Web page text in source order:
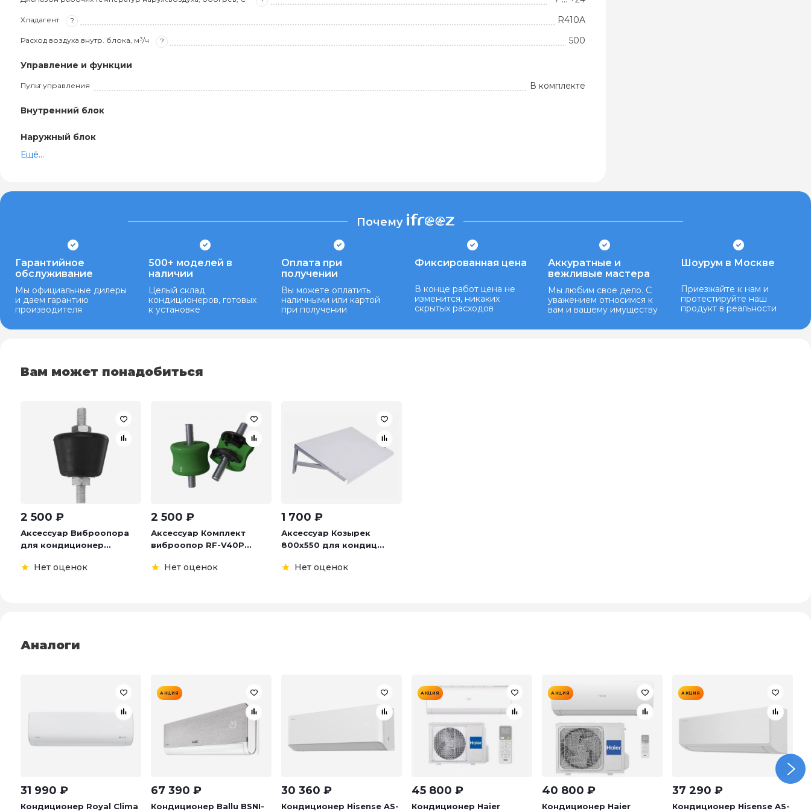
Хладагент ? R410A
Расход воздуха внутр. блока, м³/ч ? 500
Управление и функции
Пульт управления В комплекте
Внутренний блок
Наружный блок
Ещё...
Почему
Гарантийное
обслуживание
Мы официальные дилеры
и даем гарантию
производителя
500+ моделей в
наличии
Целый склад
кондиционеров, готовых
к установке
Оплата при
получении
Вы можете оплатить
наличными или картой
при получении
Фиксированная цена
В конце работ цена не
изменится, никаких
скрытых расходов
Аккуратные и
вежливые мастера
Мы любим свое дело. С
уважением относимся к
вам и вашему имуществу
Шоурум в Москве
Приезжайте к нам и
протестируйте наш
продукт в реальности
Вам может понадобиться
2 500 ₽
Аксессуар Виброопора
для кондиционер...
Нет оценок
2 500 ₽
Аксессуар Комплект
виброопор RF-V40P...
Нет оценок
1 700 ₽
Аксессуар Козырек
800х550 для кондиц...
Нет оценок
Аналоги
31 990 ₽
Кондиционер Royal Clima
АКЦИЯ
67 390 ₽
Кондиционер Ballu BSNI-
30 360 ₽
Кондиционер Hisense AS-
АКЦИЯ
45 800 ₽
Кондиционер Haier
АКЦИЯ
40 800 ₽
Кондиционер Haier
АКЦИЯ
37 290 ₽
Кондиционер Hisense AS-